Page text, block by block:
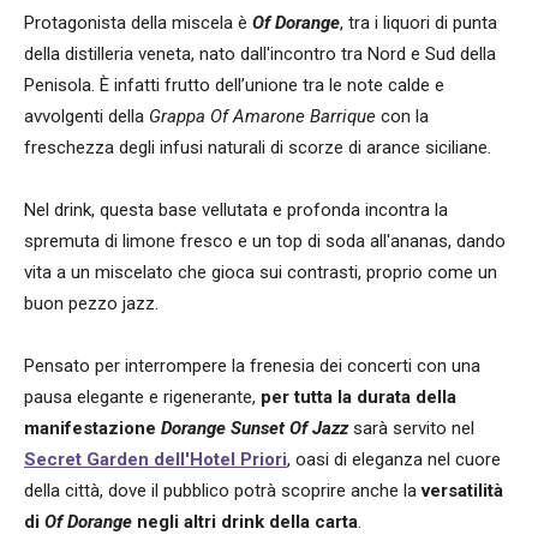
Protagonista della miscela è Of Dorange, tra i liquori di punta
della distilleria veneta, nato dall'incontro tra Nord e Sud della
Penisola. È infatti frutto dell’unione tra le note calde e
avvolgenti della Grappa Of Amarone Barrique con la
freschezza degli infusi naturali di scorze di arance siciliane.
Nel drink, questa base vellutata e profonda incontra la
spremuta di limone fresco e un top di soda all'ananas, dando
vita a un miscelato che gioca sui contrasti, proprio come un
buon pezzo jazz.
Pensato per interrompere la frenesia dei concerti con una
pausa elegante e rigenerante, per tutta la durata della
manifestazione Dorange Sunset Of Jazz sarà servito nel
Secret Garden dell'Hotel Priori, oasi di eleganza nel cuore
della città, dove il pubblico potrà scoprire anche laversatilità
di Of Dorange negli altri drink della carta.